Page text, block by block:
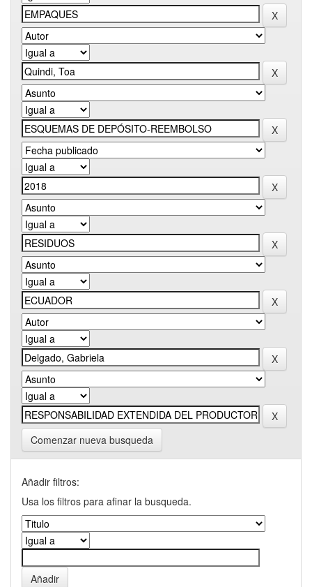
Comenzar nueva busqueda
Añadir filtros:
Usa los filtros para afinar la busqueda.